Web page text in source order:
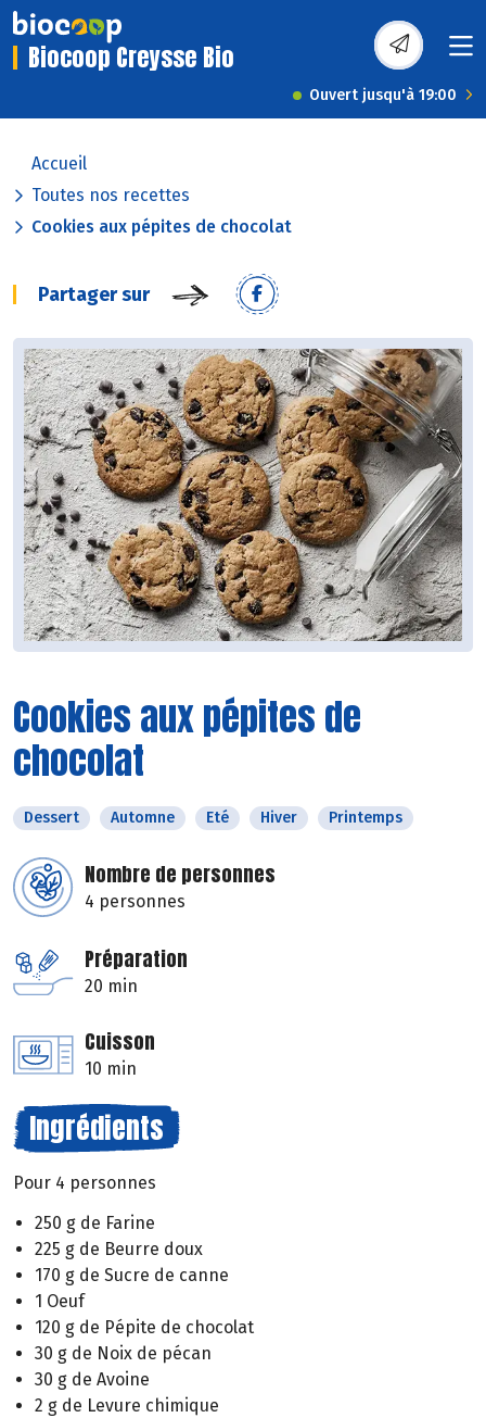
Biocoop Creysse Bio
Ouvert jusqu'à 19:00
Accueil
Toutes nos recettes
Cookies aux pépites de chocolat
Partager sur
Cookies aux pépites de
chocolat
Dessert Automne Eté Hiver Printemps
Nombre de personnes
4 personnes
Préparation
20 min
Cuisson
10 min
Ingrédients
Pour 4 personnes
250 g de Farine
225 g de Beurre doux
170 g de Sucre de canne
1 Oeuf
120 g de Pépite de chocolat
30 g de Noix de pécan
30 g de Avoine
2 g de Levure chimique